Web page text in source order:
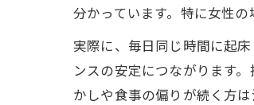
分かっています。特に女性
実際に、毎日同じ時間に起
ンスの安定につながります
かしや食事の偏りが続く方は